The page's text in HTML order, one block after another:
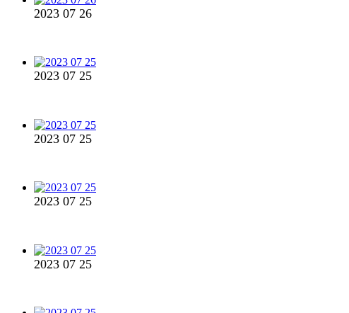
2023 07 26
2023 07 25
2023 07 25
2023 07 25
2023 07 25